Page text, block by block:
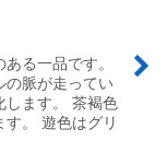
る一品です。
の脈が走ってい
します。 茶褐色
。 遊色はグリ